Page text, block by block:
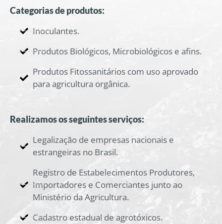
Categorias de produtos:
Inoculantes.
Produtos Biológicos, Microbiológicos e afins.
Produtos Fitossanitários com uso aprovado
para agricultura orgânica.
Realizamos os seguintes serviços:
Legalização de empresas nacionais e
estrangeiras no Brasil.
Registro de Estabelecimentos Produtores,
Importadores e Comerciantes junto ao
Ministério da Agricultura.
Cadastro estadual de agrotóxicos.